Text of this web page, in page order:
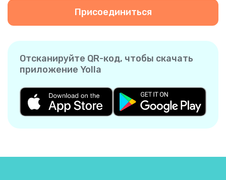
Присоединиться
Отсканируйте QR-код, чтобы скачать
приложение Yolla